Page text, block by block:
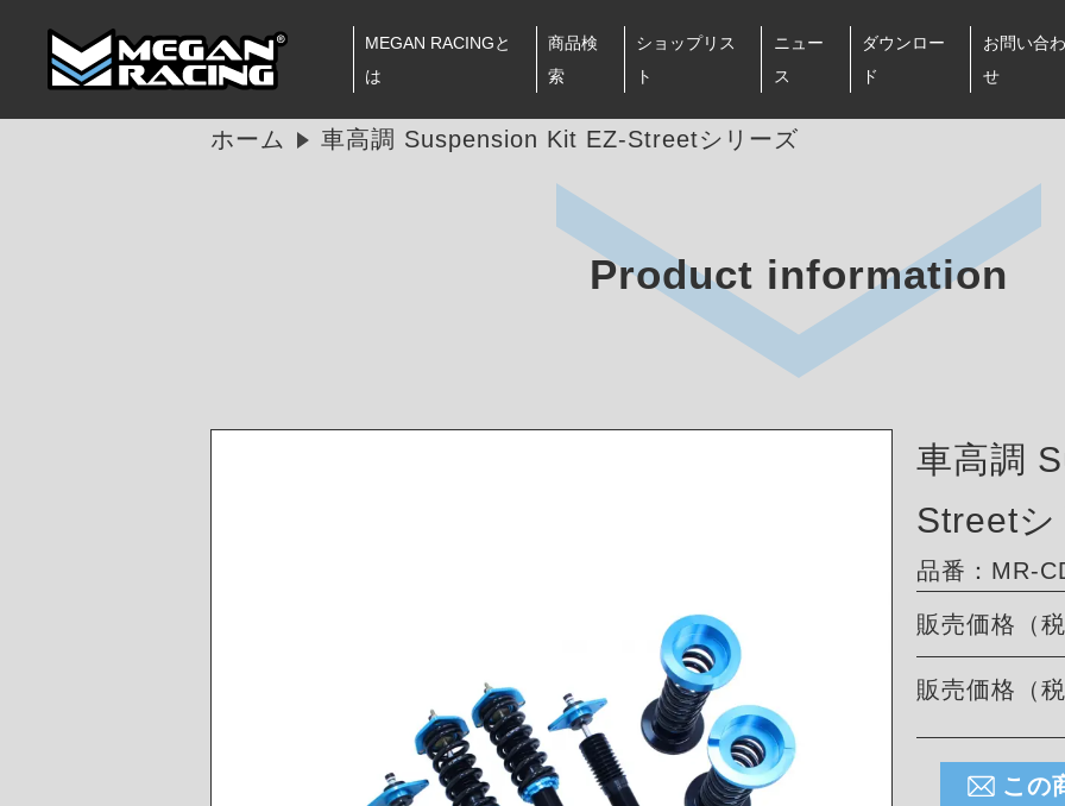
MEGAN RACINGと
は
商品検
索
ショップリス
ト
ニュー
ス
ダウンロー
ド
お問い合わ
せ
ホーム 車高調 Suspension Kit EZ-Streetシリーズ
Product information
車高調
Street
品番：MR-
販売価格（
販売価格（
この